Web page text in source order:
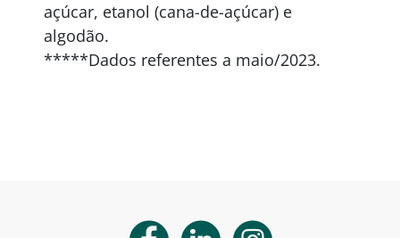
açúcar, etanol (cana-de-açúcar) e
algodão.
*****Dados referentes a maio/2023.